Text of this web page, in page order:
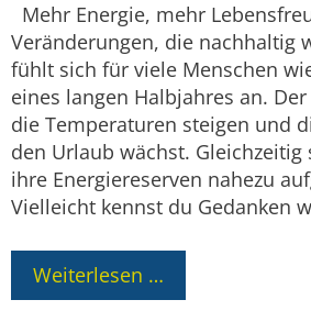
Mehr Energie, mehr
Veränderungen, die nachhaltig
fühlt sich für viele Menschen
eines langen Halbjahres an.
die Temperaturen steigen und
den Urlaub wächst. Gleichzeitig
ihre Energiereserven nahezu
Vielleicht kennst du Gedanken
Weiterlesen …